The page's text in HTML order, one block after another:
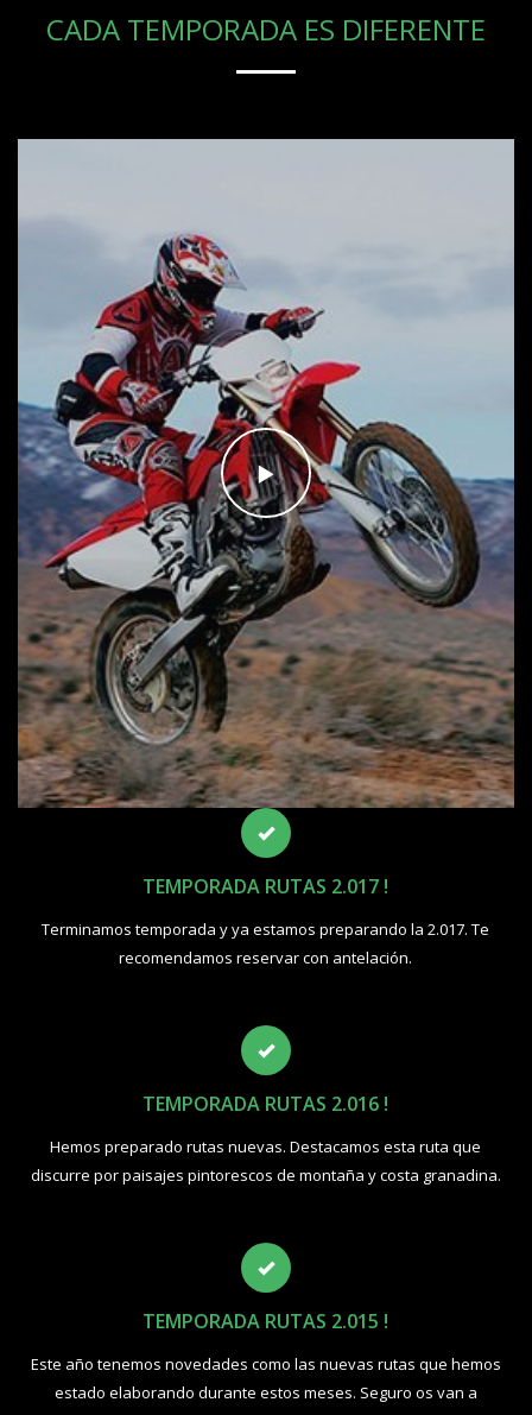
CADA TEMPORADA ES DIFERENTE
TEMPORADA RUTAS 2.017 !
Terminamos temporada y ya estamos preparando la 2.017. Te
recomendamos reservar con antelación.
TEMPORADA RUTAS 2.016 !
Hemos preparado rutas nuevas. Destacamos esta ruta que
discurre por paisajes pintorescos de montaña y costa granadina.
TEMPORADA RUTAS 2.015 !
Este año tenemos novedades como las nuevas rutas que hemos
estado elaborando durante estos meses. Seguro os van a